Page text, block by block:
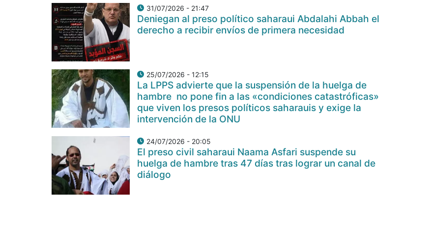
31/07/2026 - 21:47
Deniegan al preso político saharaui Abdalahi Abbah el
derecho a recibir envíos de primera necesidad
25/07/2026 - 12:15
La LPPS advierte que la suspensión de la huelga de
hambre no pone fin a las «condiciones catastróficas»
que viven los presos políticos saharauis y exige la
intervención de la ONU
24/07/2026 - 20:05
El preso civil saharaui Naama Asfari suspende su
huelga de hambre tras 47 días tras lograr un canal de
diálogo